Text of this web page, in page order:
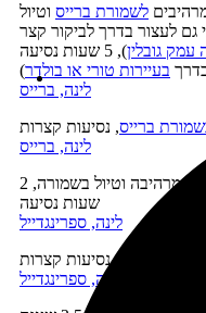
לשמורת ברייס וטיול
גם לעצור בדרך לביקור קצר
גובלין), 5 שעות נסיעה
בעיירות טורי או בולדר
לינה, ברייס
ברייס, נסיעות קצרות
לינה, ברייס
בדרך נופית מרהיבה וטיול בשמורה, 2
שעות נסיעה
לינה, ספרינגדייל
זאיון, נסיעות קצרות
לינה, ספרינגדייל